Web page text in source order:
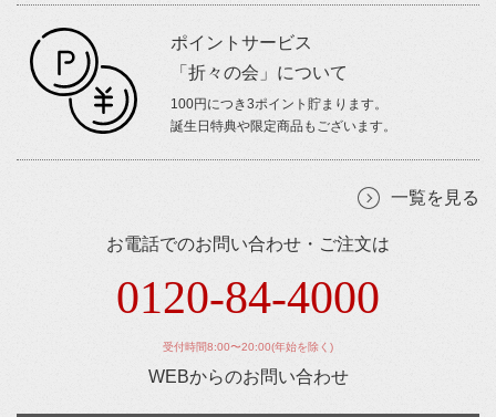
ポイントサービス
「折々の会」について
100円につき3ポイント貯まります。
誕生日特典や限定商品もございます。
一覧を見る
お電話でのお問い合わせ・ご注文は
0120-84-4000
受付時間8:00〜20:00(年始を除く)
WEBからのお問い合わせ